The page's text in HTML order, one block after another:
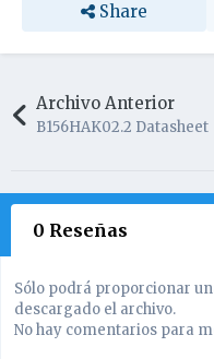
Share
Archivo Anterior
B156HAK02.2 Datasheet
0 Reseñas
Sólo podrá proporcionar
descargado el archivo.
No hay comentarios para